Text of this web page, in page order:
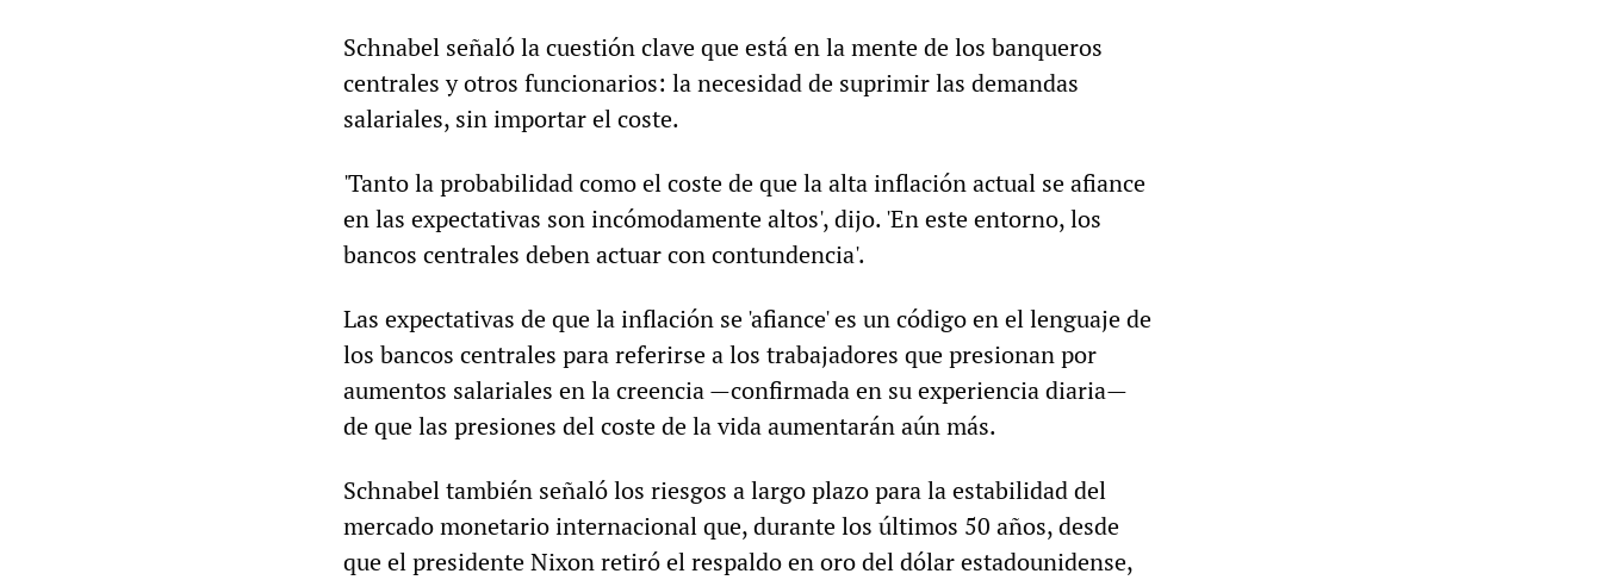
Schnabel señaló la cuestión clave que está en la mente de los banqueros
centrales y otros funcionarios: la necesidad de suprimir las demandas
salariales, sin importar el coste.
'Tanto la probabilidad como el coste de que la alta inflación actual se afiance
en las expectativas son incómodamente altos', dijo. 'En este entorno, los
bancos centrales deben actuar con contundencia'.
Las expectativas de que la inflación se 'afiance' es un código en el lenguaje de
los bancos centrales para referirse a los trabajadores que presionan por
aumentos salariales en la creencia —confirmada en su experiencia diaria—
de que las presiones del coste de la vida aumentarán aún más.
Schnabel también señaló los riesgos a largo plazo para la estabilidad del
mercado monetario internacional que, durante los últimos 50 años, desde
que el presidente Nixon retiró el respaldo en oro del dólar estadounidense,